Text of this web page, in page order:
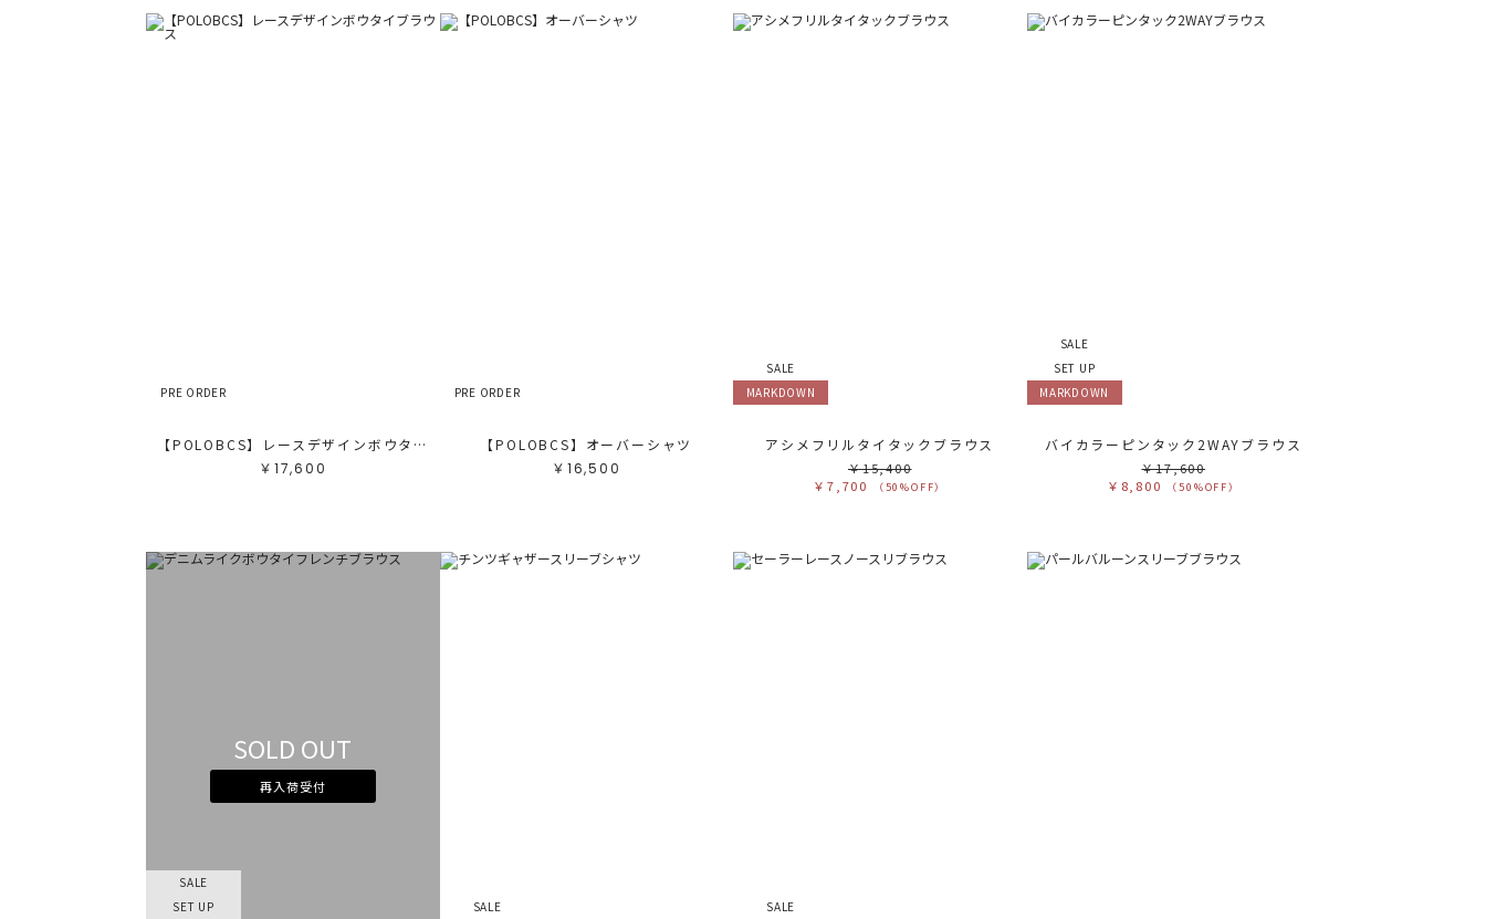
PRE ORDER
【POLOBCS】レースデザインボウタイブラウス
￥17,600
PRE ORDER
【POLOBCS】オーバーシャツ
￥16,500
SALE
MARKDOWN
アシメフリルタイタックブラウス
￥15,400
￥7,700
（50%OFF）
SALE
SET UP
MARKDOWN
バイカラーピンタック2WAYブラウス
￥17,600
￥8,800
（50%OFF）
SOLD OUT
再入荷受付
SALE
SET UP
SALE
SALE